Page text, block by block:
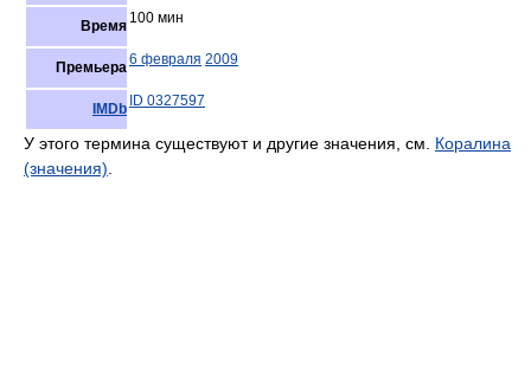
Время 100 мин
Премьера6 февраля 2009
IMDb ID 0327597
У этого термина существуют и другие значения, см. Коралина
(значения)